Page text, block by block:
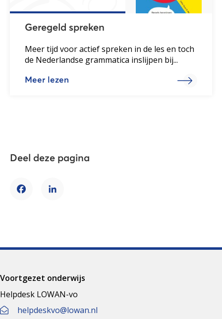
Geregeld spreken
Meer tijd voor actief spreken in de les en toch
de Nederlandse grammatica inslijpen bij...
Meer lezen
Deel deze pagina
FacebookLinkedIn
Voortgezet onderwijs
Helpdesk LOWAN-vo
helpdeskvo@lowan.nl